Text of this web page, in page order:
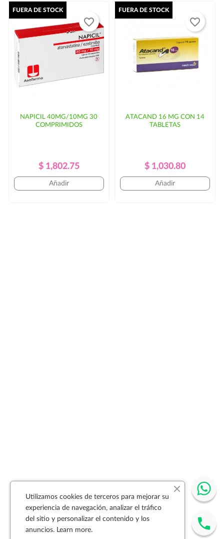
NAPICIL 40MG/10MG 30
COMPRIMIDOS
Precio
Regular
Precio
$ 1,802.75
FUERA DE STOCK
Añadir
favorite_border
ATACAND 16 MG CON 14
TABLETAS
Precio
Regular
Precio
$ 1,030.80
FUERA DE STOCK
Añadir
favorite_border
Utilizamos cookies de terceros para mejorar su
experiencia de navegación, analizar el tráfico
del sitio y personalizar el contenido y los
anuncios. Learn more.